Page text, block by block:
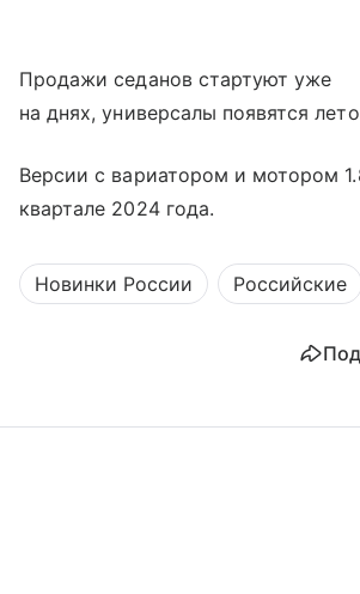
Продажи седанов стартуют уже
на днях, универсалы появятся
Версии с вариатором и мотором
квартале 2024 года.
Новинки России Российские